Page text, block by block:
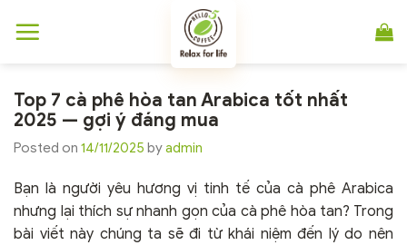
đến
Top 7 cà phê hòa tan Arabica tốt nhất
2025 — gợi ý đáng mua
Posted on 14/11/2025 byadmin
Bạn là người yêu hương vị tinh tế của cà phê Arabica
nhưng lại thích sự nhanh gọn của cà phê hòa tan? Trong
bài viết này chúng ta sẽ đi từ khái niệm đến lý do nên